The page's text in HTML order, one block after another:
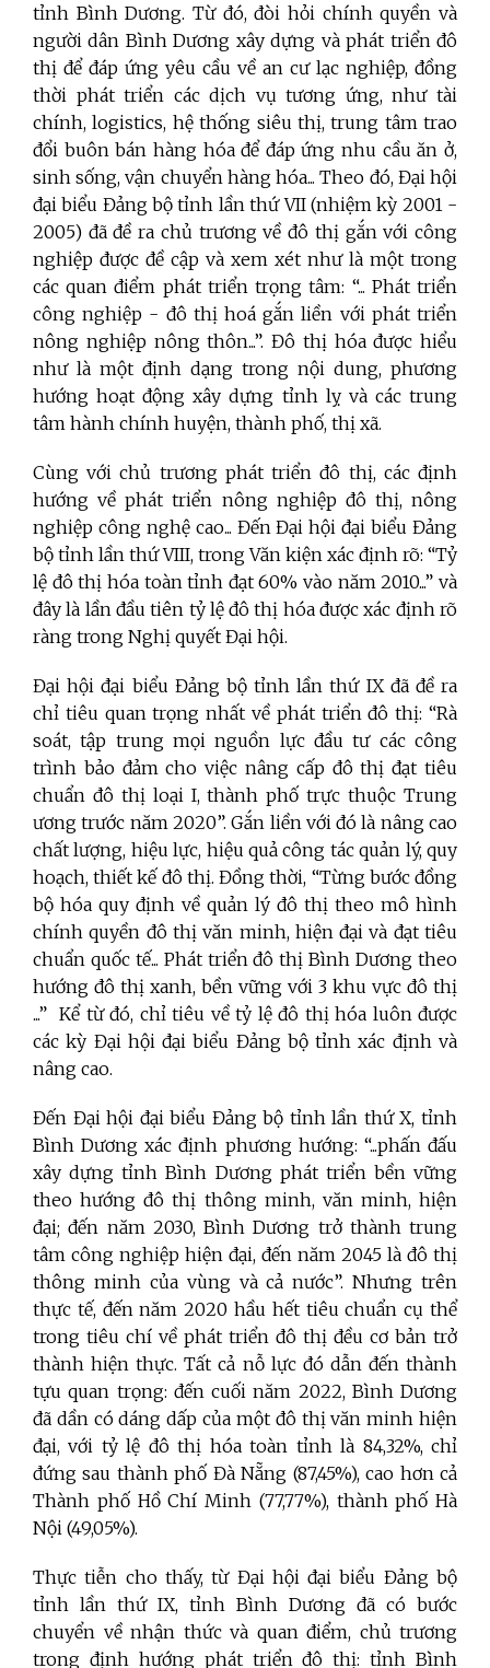
tỉnh Bình Dương. Từ đó, đòi hỏi chính quyền và
người dân Bình Dương xây dựng và phát triển đô
thị để đáp ứng yêu cầu về an cư lạc nghiệp, đồng
thời phát triển các dịch vụ tương ứng, như tài
chính, logistics, hệ thống siêu thị, trung tâm trao
đổi buôn bán hàng hóa để đáp ứng nhu cầu ăn ở,
sinh sống, vận chuyển hàng hóa... Theo đó, Đại hội
đại biểu Đảng bộ tỉnh lần thứ VII (nhiệm kỳ 2001 -
2005) đã đề ra chủ trương về đô thị gắn với công
nghiệp được đề cập và xem xét như là một trong
các quan điểm phát triển trọng tâm: “... Phát triển
công nghiệp - đô thị hoá gắn liền với phát triển
nông nghiệp nông thôn...”. Đô thị hóa được hiểu
như là một định dạng trong nội dung, phương
hướng hoạt động xây dựng tỉnh lỵ và các trung
tâm hành chính huyện, thành phố, thị xã.
Cùng với chủ trương phát triển đô thị, các định
hướng về phát triển nông nghiệp đô thị, nông
nghiệp công nghệ cao... Đến Đại hội đại biểu Đảng
bộ tỉnh lần thứ VIII, trong Văn kiện xác định rõ: “Tỷ
lệ đô thị hóa toàn tỉnh đạt 60% vào năm 2010...” và
đây là lần đầu tiên tỷ lệ đô thị hóa được xác định rõ
ràng trong Nghị quyết Đại hội.
Đại hội đại biểu Đảng bộ tỉnh lần thứ IX đã đề ra
chỉ tiêu quan trọng nhất về phát triển đô thị: “Rà
soát, tập trung mọi nguồn lực đầu tư các công
trình bảo đảm cho việc nâng cấp đô thị đạt tiêu
chuẩn đô thị loại I, thành phố trực thuộc Trung
ương trước năm 2020”. Gắn liền với đó là nâng cao
chất lượng, hiệu lực, hiệu quả công tác quản lý, quy
hoạch, thiết kế đô thị. Đồng thời, “Từng bước đồng
bộ hóa quy định về quản lý đô thị theo mô hình
chính quyền đô thị văn minh, hiện đại và đạt tiêu
chuẩn quốc tế... Phát triển đô thị Bình Dương theo
hướng đô thị xanh, bền vững với 3 khu vực đô thị
...” Kể từ đó, chỉ tiêu về tỷ lệ đô thị hóa luôn được
các kỳ Đại hội đại biểu Đảng bộ tỉnh xác định và
nâng cao.
Đến Đại hội đại biểu Đảng bộ tỉnh lần thứ X, tỉnh
Bình Dương xác định phương hướng: “...phấn đấu
xây dựng tỉnh Bình Dương phát triển bền vững
theo hướng đô thị thông minh, văn minh, hiện
đại; đến năm 2030, Bình Dương trở thành trung
tâm công nghiệp hiện đại, đến năm 2045 là đô thị
thông minh của vùng và cả nước”. Nhưng trên
thực tế, đến năm 2020 hầu hết tiêu chuẩn cụ thể
trong tiêu chí về phát triển đô thị đều cơ bản trở
thành hiện thực. Tất cả nỗ lực đó dẫn đến thành
tựu quan trọng: đến cuối năm 2022, Bình Dương
đã dần có dáng dấp của một đô thị văn minh hiện
đại, với tỷ lệ đô thị hóa toàn tỉnh là 84,32%, chỉ
đứng sau thành phố Đà Nẵng (87,45%), cao hơn cả
Thành phố Hồ Chí Minh (77,77%), thành phố Hà
Nội (49,05%).
Thực tiễn cho thấy, từ Đại hội đại biểu Đảng bộ
tỉnh lần thứ IX, tỉnh Bình Dương đã có bước
chuyển về nhận thức và quan điểm, chủ trương
trong định hướng phát triển đô thị: tỉnh Bình